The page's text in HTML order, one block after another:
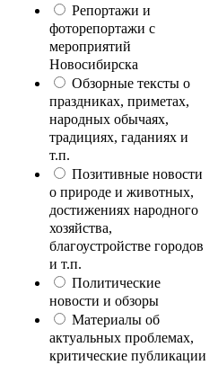
Репортажи и
фоторепортажи с
мероприятий
Новосибирска
Обзорные тексты о
праздниках, приметах,
народных обычаях,
традициях, гаданиях и
т.п.
Позитивные новости
о природе и животных,
достижениях народного
хозяйства,
благоустройстве городов
и т.п.
Политические
новости и обзоры
Материалы об
актуальных проблемах,
критические публикации